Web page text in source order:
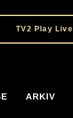
TV2 Play Live
ARKIV